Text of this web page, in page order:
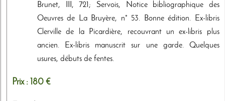
Brunet, III, 721; Servois, Notice bibliographique des
Oeuvres de La Bruyère, n° 53. Bonne édition. Ex-libris
Clerville de la Picardière, recouvrant un ex-libris plus
ancien. Ex-libris manuscrit sur une garde. Quelques
usures, débuts de fentes.
Prix : 180 €